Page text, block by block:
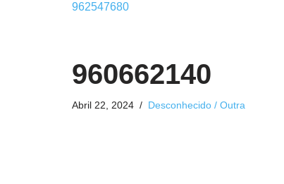
962547680
960662140
Abril 22, 2024 Desconhecido / Outra